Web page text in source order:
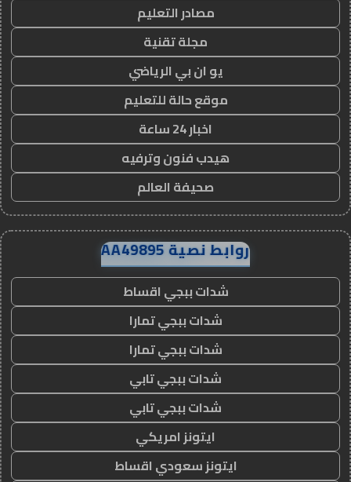
مصادر التعليم
مجلة تقنية
يو ان بي الرياضي
موقع حالة للتعليم
اخبار 24 ساعة
هيدب فنون وترفيه
صحيفة العالم
روابط نصية AA49895
شدات ببجي اقساط
شدات ببجي تمارا
شدات ببجي تمارا
شدات ببجي تابي
شدات ببجي تابي
ايتونز امريكي
ايتونز سعودي اقساط